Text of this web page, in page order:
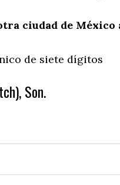
ciudad de México
de siete dígitos
Son.